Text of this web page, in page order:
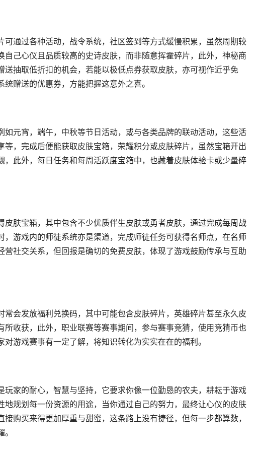
通过各种活动，战令系统，社区签到等方式缓慢积累，虽然周期较
己心仪且品质较高的史诗皮肤，而非随意挥霍碎片，此外，神秘商
抽取低折扣的机会，若能以极低点券获取皮肤，亦可视作近乎免
赠送的优惠券，方能把握这意外之喜。
元宵，端午，中秋等节日活动，或与各类品牌的联动活动，这些活
，完成后便能获取皮肤宝箱，荣耀积分或皮肤碎片，虽然宝箱开出
此外，每日任务和每周活跃度宝箱中，也藏着皮肤体验卡或少量碎
肤宝箱，其中包含不少优质伴生皮肤或勇者皮肤，通过完成每周战
游戏内的师徒系统亦是渠道，完成师徒任务可获得名师点，在名师
社交关系，但回报是确切的免费皮肤，体现了游戏鼓励传承与互助
会发放福利兑换码，其中可能包含皮肤碎片，英雄碎片甚至永久皮
收获，此外，职业联赛等赛事期间，参与赛事竞猜，使用竞猜币也
游戏赛事有一定了解，将知识转化为实实在在的福利。
家的耐心，智慧与坚持，它要求你像一位勤恳的农夫，耕耘于游戏
规划每一份资源的用途，当你通过自己的努力，最终让心仪的皮肤
购买来得更加厚重与甜蜜，这条路上没有捷径，但每一步都算数，